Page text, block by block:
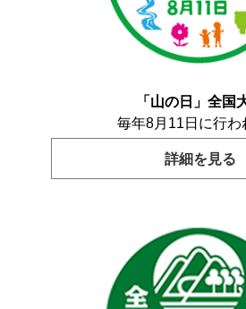
「山の日」全国
毎年8月11日に行わ
詳細を見る